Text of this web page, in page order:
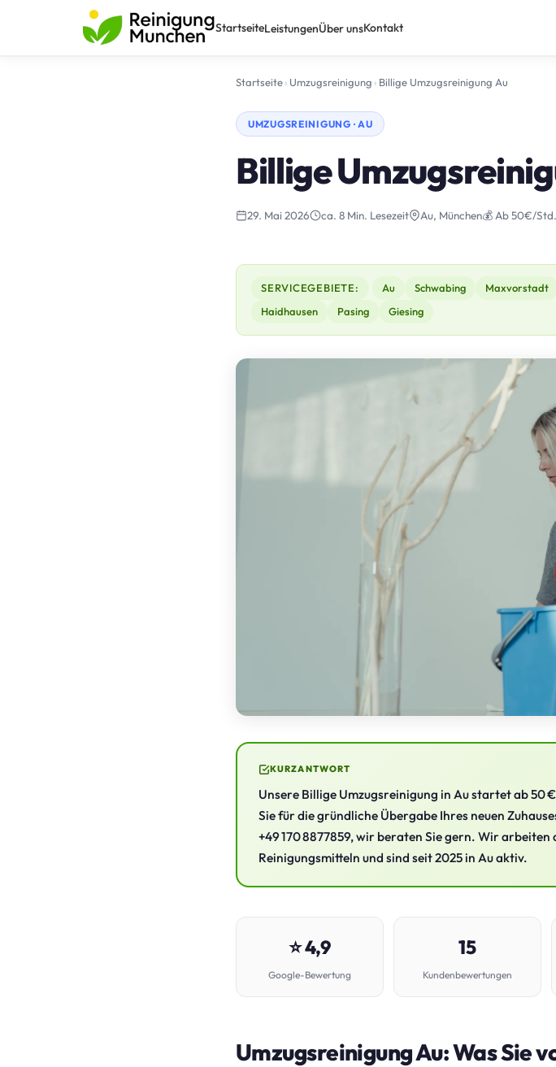
StartseiteLeistungenÜber unsKontakt
Startseite› Umzugsreinigung › Billige Umzugsreinigung Au
UMZUGSREINIGUNG · AU
Billige
29. Mai 2026 ca. 8 Min. Lesezeit Au, München💰 Ab 50€/Std.
SERVICEGEBIETE: Au Schwabing Maxvorstadt
Haidhausen
Pasing Giesing
KURZANTWORT
Unsere Billige Umzugsreinigung in Au startet ab
Sie für die gründliche Übergabe Ihres neuen
+49 170 8877859, wir beraten Sie gern. Wir
Reinigungsmitteln und sind seit 2025 in Au aktiv.
⭐ 4,9
Google-Bewertung
15
Kundenbewertungen
Umzugsreinigung Au: Was Sie